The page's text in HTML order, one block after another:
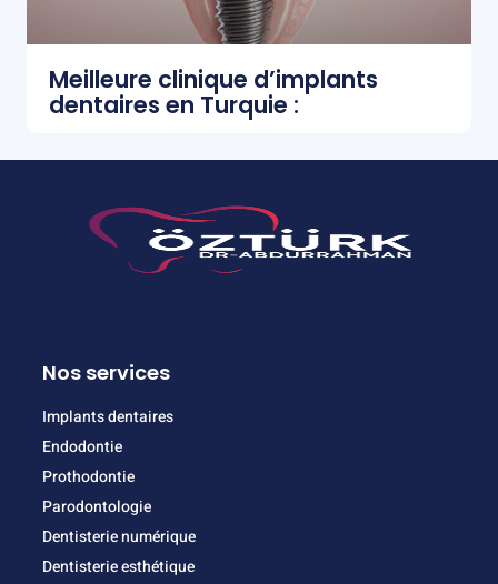
Meilleure clinique d’implants
dentaires en Turquie :
Nos services
Implants dentaires
Endodontie
Prothodontie
Parodontologie
Dentisterie numérique
Dentisterie esthétique